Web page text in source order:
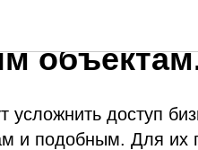
усложнить доступ
и подобным. Для их